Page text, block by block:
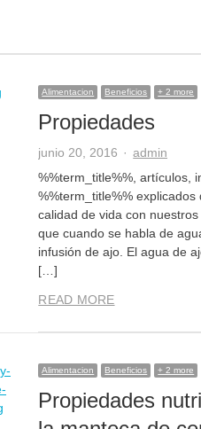
Alimentacion Beneficios + 2 more
Propiedades
junio 20, 2016 Author
admin
%%term_title%%, artículos,
%%term_title%%
calidad de vida con
que cuando se habla de
infusión de ajo. El agua de
[…]
READ MORE
Alimentacion Beneficios + 2 more
Propiedades